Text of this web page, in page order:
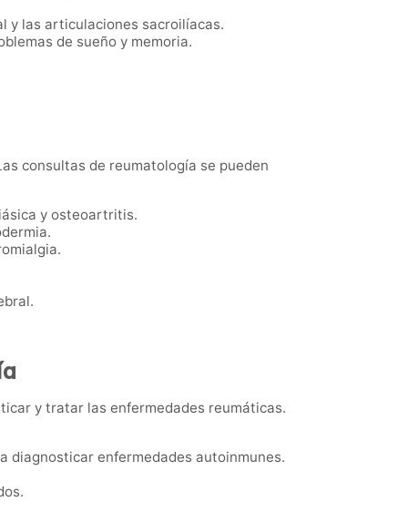
y las articulaciones sacroilíacas.
de sueño y memoria.
consultas de reumatología se pueden
y osteoartritis.
y tratar las enfermedades reumáticas.
diagnosticar enfermedades autoinmunes.